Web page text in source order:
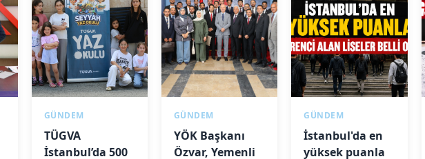
GÜNDEM
TÜGVA
İstanbul’da 500
GÜNDEM
YÖK Başkanı
Özvar, Yemenli
GÜNDEM
İstanbul'da en
yüksek puanla